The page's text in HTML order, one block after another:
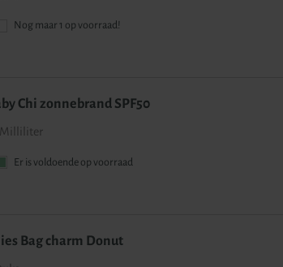
Nog maar 1 op voorraad!
Chi zonnebrand SPF50
Milliliter
Er is voldoende op voorraad
Bag charm Donut